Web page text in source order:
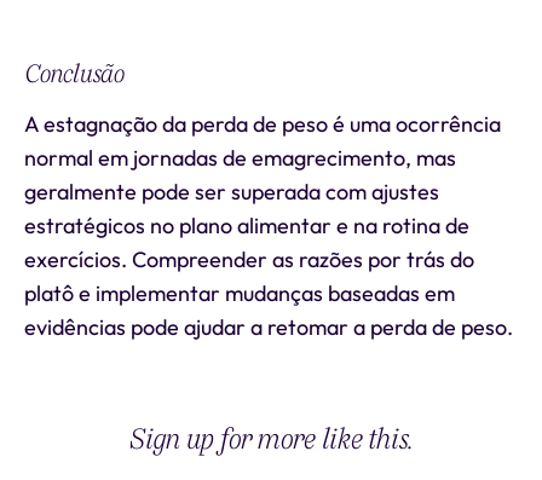
Conclusão
A estagnação da perda de peso é uma ocorrência
normal em jornadas de emagrecimento, mas
geralmente pode ser superada com ajustes
estratégicos no plano alimentar e na rotina de
exercícios. Compreender as razões por trás do
platô e implementar mudanças baseadas em
evidências pode ajudar a retomar a perda de peso.
Sign up for more like this.